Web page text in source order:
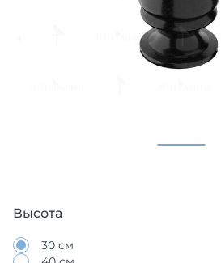
Высота
30 см